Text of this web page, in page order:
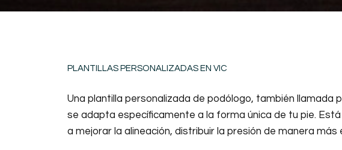
PLANTILLAS PERSONALIZADAS EN VIC
Una plantilla personalizada de podólogo, también
se adapta específicamente a la forma única de tu pie.
a mejorar la alineación, distribuir la presión de manera